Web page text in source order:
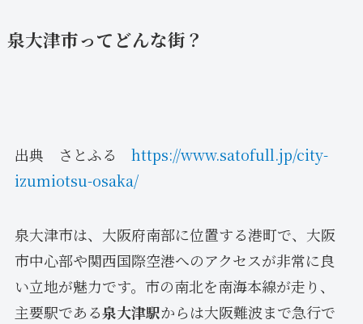
泉大津市ってどんな街？
出典 さとふる https://www.satofull.jp/city-
izumiotsu-osaka/
泉大津市は、大阪府南部に位置する港町で、大阪
市中心部や関西国際空港へのアクセスが非常に良
い立地が魅力です。市の南北を南海本線が走り、
主要駅である泉大津駅からは大阪難波まで急行で